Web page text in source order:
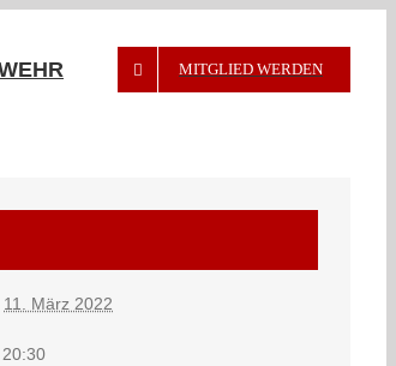
MITGLIED WERDEN
11. März 2022